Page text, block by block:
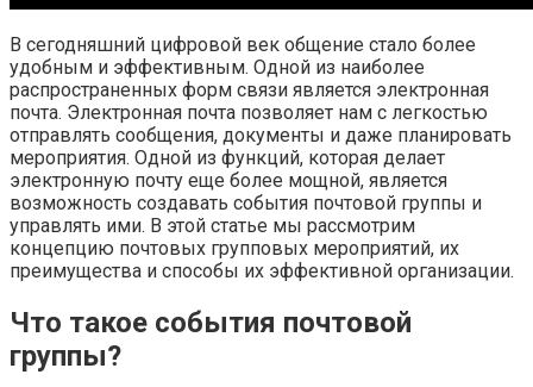
В сегодняшний цифровой век общение стало более
удобным и эффективным. Одной из наиболее
распространенных форм связи является электронная
почта. Электронная почта позволяет нам с легкостью
отправлять сообщения, документы и даже планировать
мероприятия. Одной из функций, которая делает
электронную почту еще более мощной, является
возможность создавать события почтовой группы и
управлять ими. В этой статье мы рассмотрим
концепцию почтовых групповых мероприятий, их
преимущества и способы их эффективной организации.
Что такое события почтовой
группы?